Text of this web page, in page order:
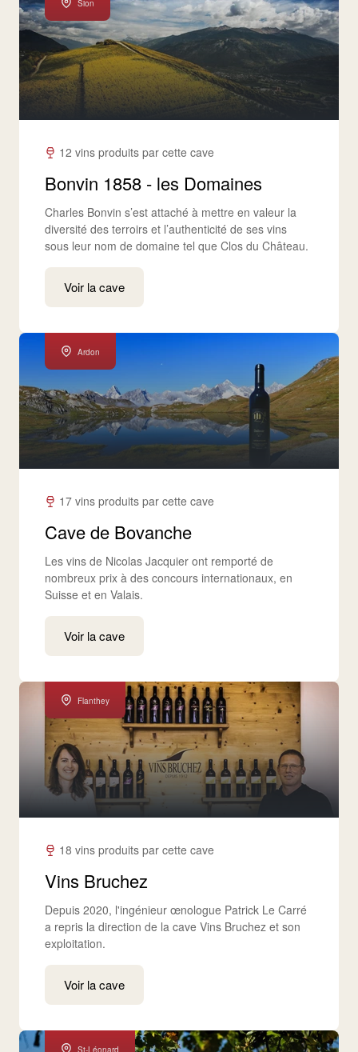
Sion
12 vins produits par cette cave
Bonvin 1858 - les Domaines
Charles Bonvin s’est attaché à mettre en valeur la
diversité des terroirs et l’authenticité de ses vins
sous leur nom de domaine tel que Clos du Château.
Voir la cave
Ardon
17 vins produits par cette cave
Cave de Bovanche
Les vins de Nicolas Jacquier ont remporté de
nombreux prix à des concours internationaux, en
Suisse et en Valais.
Voir la cave
Flanthey
18 vins produits par cette cave
Vins Bruchez
Depuis 2020, l'ingénieur œnologue Patrick Le Carré
a repris la direction de la cave Vins Bruchez et son
exploitation.
Voir la cave
St-Léonard